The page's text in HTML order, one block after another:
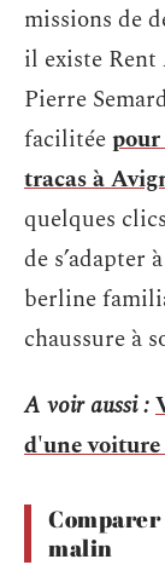
missions de
il existe Rent
Pierre
facilitée
tracas à
quelques
de s’adapter
berline
chaussure à
A voir aussi :
d'une
malin